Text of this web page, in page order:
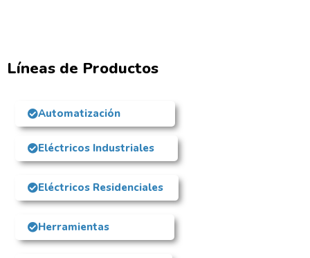
Líneas de Productos
Automatización
Eléctricos Industriales
Eléctricos Residenciales
Herramientas